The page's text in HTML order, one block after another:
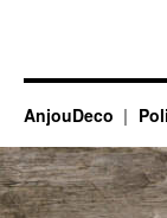
AnjouDeco